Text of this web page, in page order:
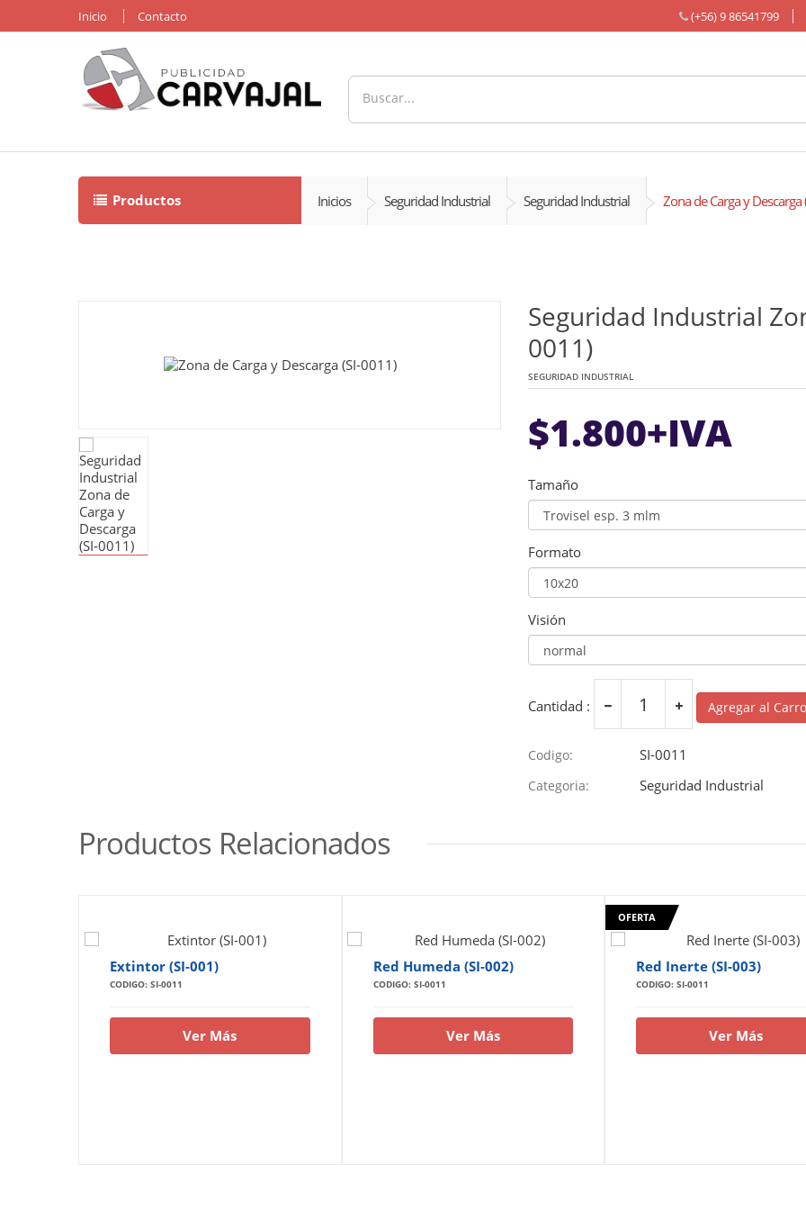
Inicio Contacto (+56) 9 86541799
Productos Inicios Seguridad Industrial Seguridad Industrial Zona de Carga y Descarga
Seguridad Industrial
0011)
SEGURIDAD INDUSTRIAL
$1.800+IVA
Tamaño
Formato
Visión
Cantidad : Agregar al Carro
Codigo: SI-0011
Categoria: Seguridad Industrial
Productos Relacionados
Extintor (SI-001)
CODIGO: SI-0011
Ver Más
Red Humeda (SI-002)
CODIGO: SI-0011
Ver Más
OFERTA
Red Inerte (SI-003)
CODIGO: SI-0011
Ver Más